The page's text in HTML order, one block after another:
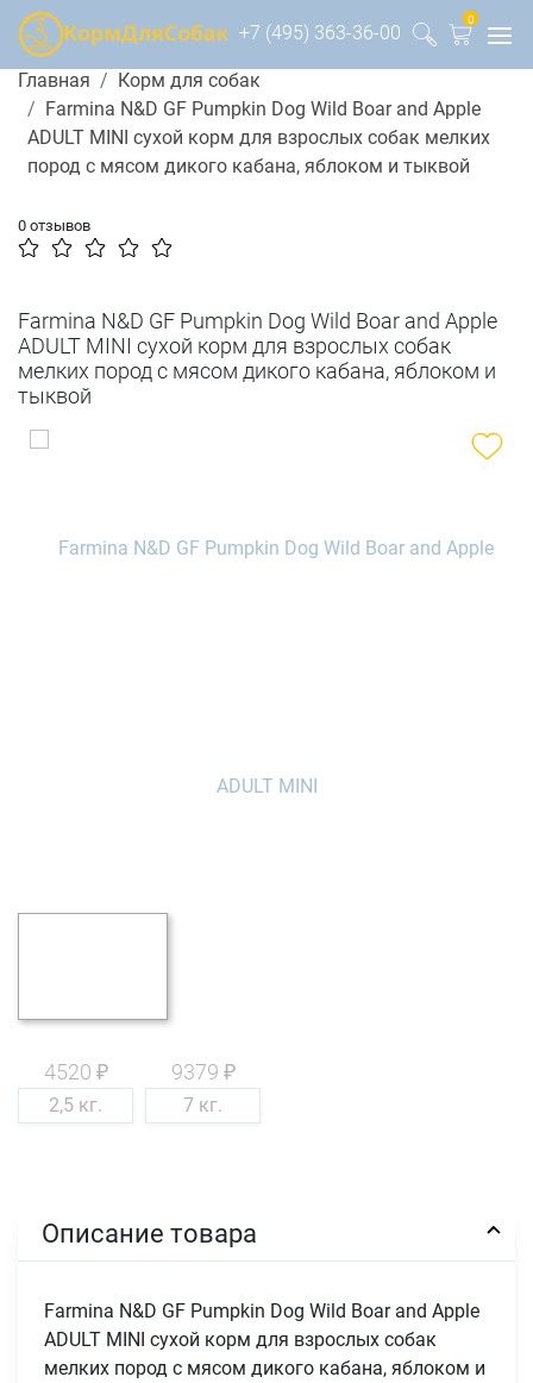
+7 (495) 363-36-00
0
Главная
Корм для собак
Farmina N&D GF Pumpkin Dog Wild Boar and Apple
ADULT MINI сухой корм для взрослых собак мелких
пород с мясом дикого кабана, яблоком и тыквой
0 отзывов
Farmina N&D GF Pumpkin Dog Wild Boar and Apple
ADULT MINI сухой корм для взрослых собак
мелких пород с мясом дикого кабана, яблоком и
тыквой
4520 ₽
2,5 кг.
9379 ₽
7 кг.
Описание товара
Farmina N&D GF Pumpkin Dog Wild Boar and Apple
ADULT MINI сухой корм для взрослых собак
мелких пород с мясом дикого кабана, яблоком и